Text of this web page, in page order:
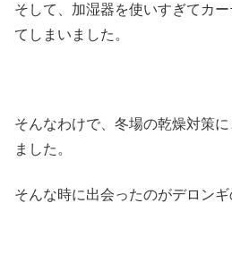
そして、加湿器を使いすぎて カ
て しまいました。
そんなわけで、冬場の乾燥対策
ました。
そんな時に出会ったのがデロン